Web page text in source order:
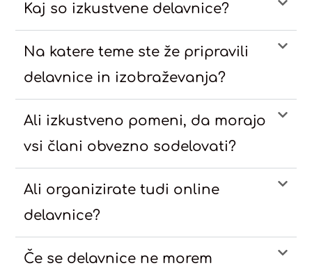
Kaj so izkustvene delavnice?
Na katere teme ste že pripravili
delavnice in izobraževanja?
Ali izkustveno pomeni, da morajo
vsi člani obvezno sodelovati?
Ali organizirate tudi online
delavnice?
Če se delavnice ne morem